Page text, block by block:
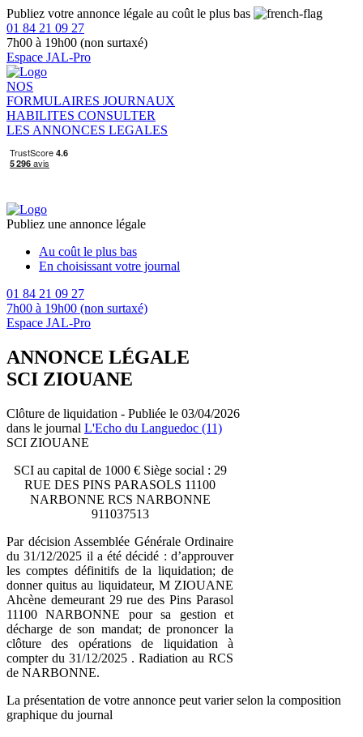
Publiez votre annonce légale au coût le plus bas
01 84 21 09 27
7h00 à 19h00 (non surtaxé)
Espace JAL-Pro
NOS
FORMULAIRES JOURNAUX
HABILITES CONSULTER
LES ANNONCES LEGALES
Publiez une annonce légale
Au coût le plus bas
En choisissant votre journal
01 84 21 09 27
7h00 à 19h00 (non surtaxé)
Espace JAL-Pro
ANNONCE LÉGALE
SCI ZIOUANE
Clôture de liquidation - Publiée le 03/04/2026
dans le journal L'Echo du Languedoc (11)
SCI ZIOUANE
SCI au capital de 1000 € Siège social : 29
RUE DES PINS PARASOLS 11100
NARBONNE RCS NARBONNE
911037513
Par décision Assemblée Générale Ordinaire
du 31/12/2025 il a été décidé : d’approuver
les comptes définitifs de la liquidation; de
donner quitus au liquidateur, M ZIOUANE
Ahcène demeurant 29 rue des Pins Parasol
11100 NARBONNE pour sa gestion et
décharge de son mandat; de prononcer la
clôture des opérations de liquidation à
compter du 31/12/2025 . Radiation au RCS
de NARBONNE.
La présentation de votre annonce peut varier selon la composition
graphique du journal